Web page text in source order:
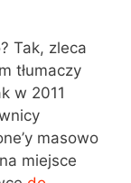
Tak, zleca
tłumaczy
w 2011
masowo
miejsce